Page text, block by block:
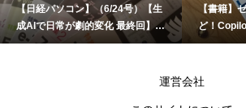
【日経パソコン】（6/24号）【生
成AIで日常が劇的変化 最終回】 A
I時代のアプリケーション／サービ
【書籍】
ど！
運営会社